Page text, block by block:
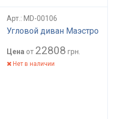
Арт.: MD-00106
Угловой диван Маэстро
Цена от 22808 грн.
Нет в наличии